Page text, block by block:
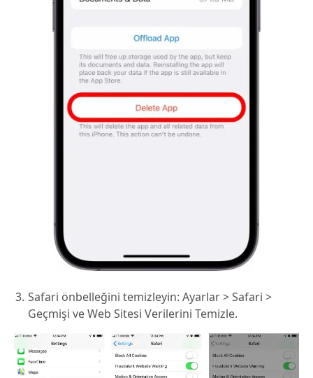
Safari önbelleğini temizleyin: Ayarlar > Safari >
Geçmişi ve Web Sitesi Verilerini Temizle.